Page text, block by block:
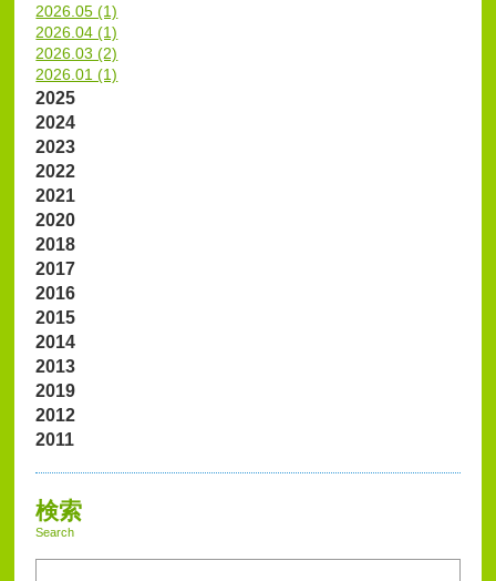
2026.05 (1)
2026.04 (1)
2026.03 (2)
2026.01 (1)
2025
2024
2023
2022
2021
2020
2018
2017
2016
2015
2014
2013
2019
2012
2011
検索
Search